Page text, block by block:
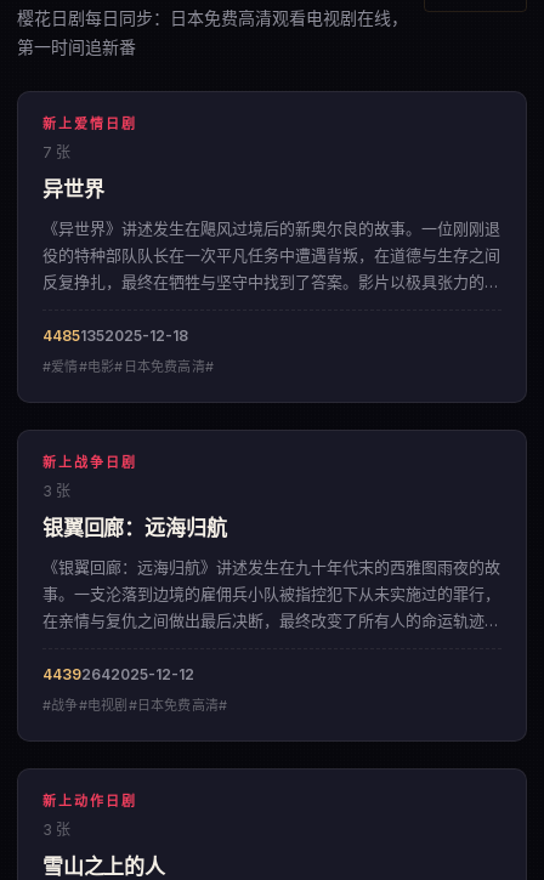
樱花日剧每日同步：日本免费高清观看电视剧在线，
第一时间追新番
新上爱情日剧
7 张
异世界
《异世界》讲述发生在飓风过境后的新奥尔良的故事。一位刚刚退
役的特种部队队长在一次平凡任务中遭遇背叛，在道德与生存之间
反复挣扎，最终在牺牲与坚守中找到了答案。影片以极具张力的叙
44851352025-12-18
#爱情#电影#日本免费高清#
新上战争日剧
3 张
银翼回廊：远海归航
《银翼回廊：远海归航》讲述发生在九十年代末的西雅图雨夜的故
事。一支沦落到边境的雇佣兵小队被指控犯下从未实施过的罪行，
在亲情与复仇之间做出最后决断，最终改变了所有人的命运轨迹。
作。
44392642025-12-12
#战争#电视剧#日本免费高清#
新上动作日剧
3 张
雪山之上的人